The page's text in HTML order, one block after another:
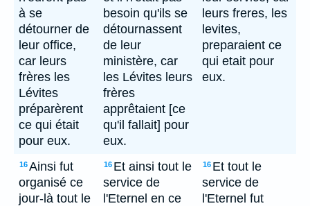
à se
détourner de
leur office,
car leurs
frères les
Lévites
préparèrent
ce qui était
pour eux.
besoin qu'ils se
détournassent
de leur
ministère, car
les Lévites leurs
frères
apprêtaient [ce
qu'il fallait] pour
eux.
leurs freres, les
levites,
preparaient ce
qui etait pour
eux.
16Ainsi fut
organisé ce
jour-là tout le
16 Et ainsi tout le
service de
l'Eternel en ce
16 Et tout le
service de
l'Eternel fut